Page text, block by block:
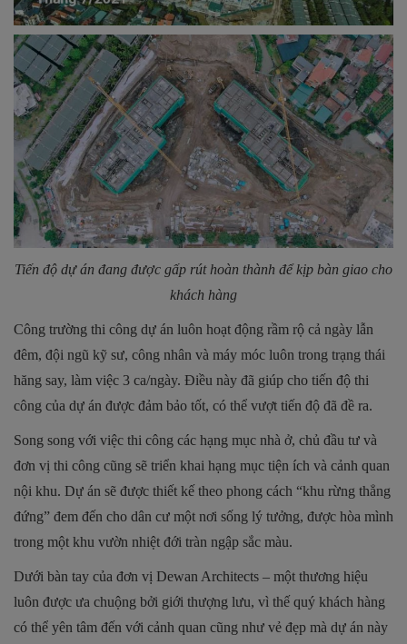
Tiến độ dự án đang được gấp rút hoàn thành để kịp bàn giao cho
khách hàng
Công trường thi công dự án luôn hoạt động rầm rộ cả ngày lẫn
đêm, đội ngũ kỹ sư, công nhân và máy móc luôn trong trạng thái
hăng say, làm việc 3 ca/ngày. Điều này đã giúp cho tiến độ thi
công của dự án được đảm bảo tốt, có thể vượt tiến độ đã đề ra.
Song song với việc thi công các hạng mục nhà ở, chủ đầu tư và
đơn vị thi công cũng sẽ triển khai hạng mục tiện ích và cảnh quan
nội khu. Dự án sẽ được thiết kế theo phong cách “khu rừng thẳng
đứng” đem đến cho dân cư một nơi sống lý tưởng, được hòa mình
trong một khu vườn nhiệt đới tràn ngập sắc màu.
Dưới bàn tay của đơn vị Dewan Architects – một thương hiệu
luôn được ưa chuộng bởi giới thượng lưu, vì thế quý khách hàng
có thể yên tâm đến với cảnh quan cũng như vẻ đẹp mà dự án này